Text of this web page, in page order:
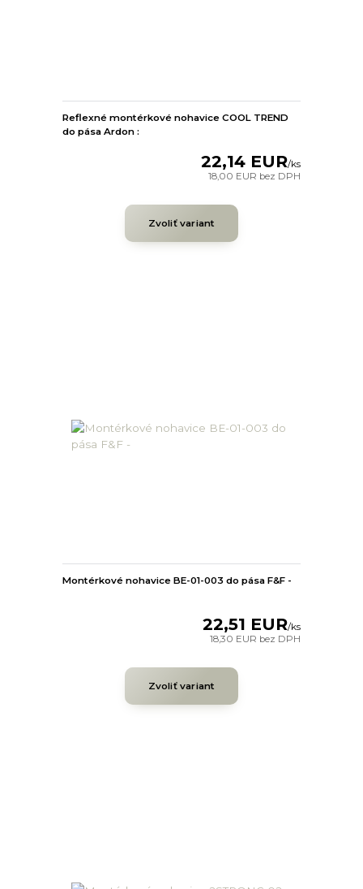
Reflexné montérkové nohavice COOL TREND
do pása Ardon :
22,14 EUR/ks
18,00 EUR bez DPH
Zvoliť variant
Montérkové nohavice BE-01-003 do pása F&F -
22,51 EUR/ks
18,30 EUR bez DPH
Zvoliť variant